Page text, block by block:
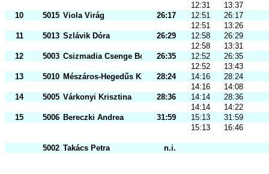
12:31
13:37
10
5015 Viola Virág 26:17 12:51
26:17
12:51
13:26
11
5013 Szlávik Dóra 26:29 12:58
26:29
12:58
13:31
12
5003 Csizmadia Csenge Boróka26:35 12:52
26:35
12:52
13:43
13
5010 Mészáros-Hegedűs Klaudia28:24 14:16
28:24
14:16
14:08
14
5005 Várkonyi Krisztina 28:36 14:14
28:36
14:14
14:22
15
5006 Bereczki Andrea 31:59 15:13
31:59
15:13
16:46
5002 Takács Petra n.i.